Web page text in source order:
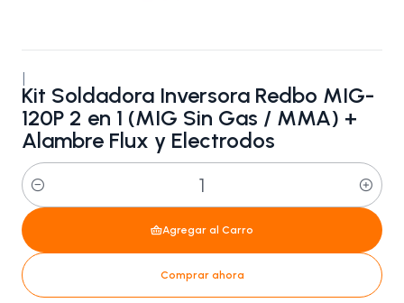
Kit Soldadora Inversora Redbo MIG-
120P 2 en 1 (MIG Sin Gas / MMA) +
Alambre Flux y Electrodos
Cantidad
Agregar al Carro
Comprar ahora